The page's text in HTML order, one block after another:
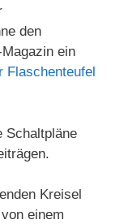
den
ein
Flaschenteufel
Schaltpläne
Kreisel
einem